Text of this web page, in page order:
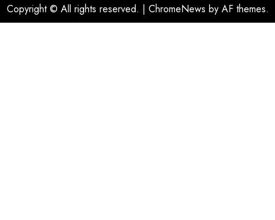
Copyright © All rights reserved. | ChromeNews by AF themes.